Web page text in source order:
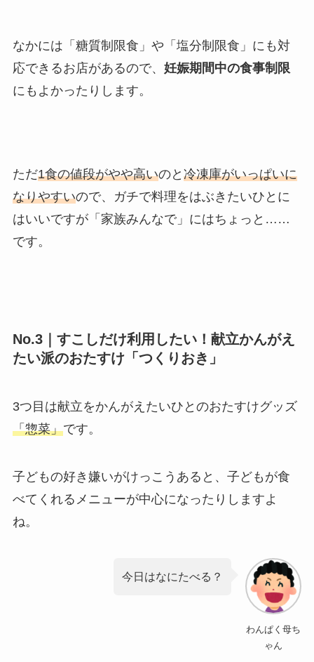
なかには「糖質制限食」や「塩分制限食」にも対
応できるお店があるので、 妊娠期間中の食事制限
にもよかったりします。
ただ1食の値段がやや高いのと 冷凍庫がいっぱいに
なりやすいので、ガチで料理をはぶきたいひとに
はいいですが「家族みんなで」にはちょっと……
です。
No.3｜すこしだけ利用したい！献立かんがえ
たい派のおたすけ「つくりおき」
3つ目は献立をかんがえたいひとのおたすけグッズ
「惣菜」です。
子どもの好き嫌いがけっこうあると、子どもが食
べてくれるメニューが中心になったりしますよ
ね。
わんぱく母ち
ゃん
今日はなにたべる？